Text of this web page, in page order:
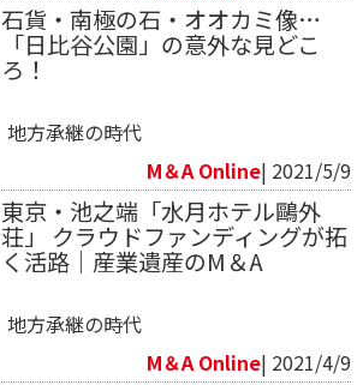
石貨・南極の石・オオカミ像…
「日比谷公園」の意外な見どこ
ろ！
地方承継の時代
M＆A Online| 2021/5/9
東京・池之端「水月ホテル鷗外
荘」 クラウドファンディングが拓
く活路｜産業遺産のM＆A
地方承継の時代
M＆A Online| 2021/4/9